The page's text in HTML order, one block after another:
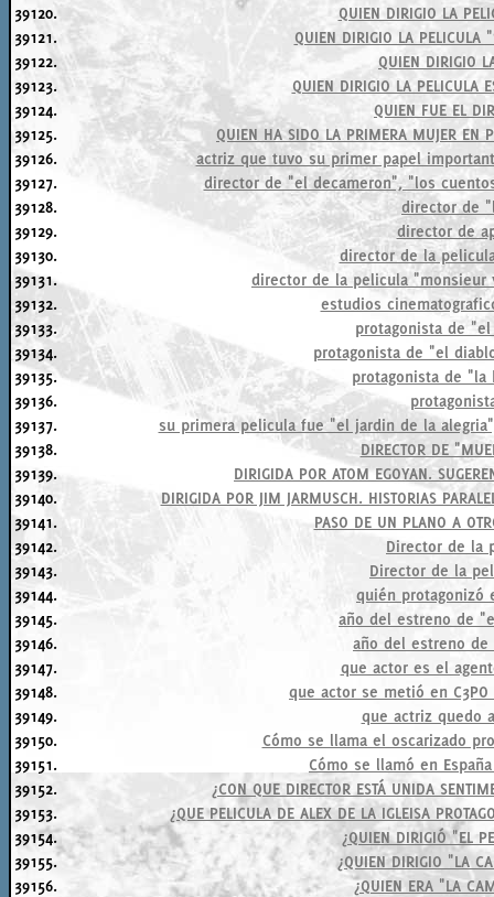
39120.
QUIEN DIRIGIO LA
39121.
QUIEN DIRIGIO LA PELICULA
39122.
QUIEN DIRIGIO
39123.
QUIEN DIRIGIO LA PELICULA
39124.
QUIEN FUE EL
39125.
QUIEN HA SIDO LA PRIMERA MUJER EN
39126.
actriz que tuvo su primer papel
39127.
director de "el decameron", "los
39128.
director de
39129.
director de
39130.
director de la
39131.
director de la pelicula
39132.
estudios
39133.
protagonista de
39134.
protagonista de "el
39135.
protagonista de
39136.
39137.
su primera pelicula fue "el jardin de la
39138.
DIRECTOR DE
39139.
DIRIGIDA POR ATOM EGOYAN.
39140.
DIRIGIDA POR JIM JARMUSCH. HISTORIAS
39141.
PASO DE UN PLANO A
39142.
Director de la
39143.
Director de la
39144.
quién protagonizó
39145.
año del estreno de
39146.
año del estreno
39147.
que actor es el
39148.
que actor se metió en
39149.
que actriz quedo
39150.
Cómo se llama el oscarizado
39151.
Cómo se llamó en
39152.
¿CON QUE DIRECTOR ESTÁ UNIDA
39153.
¿QUE PELICULA DE ALEX DE LA IGLEISA
39154.
¿QUIEN DIRIGIÓ "EL
39155.
¿QUIEN DIRIGIO "LA
39156.
¿QUIEN ERA "LA